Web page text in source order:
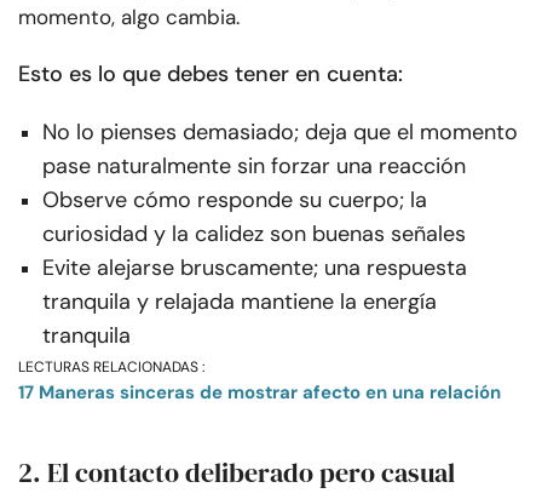
momento, algo cambia.
Esto es lo que debes tener en cuenta:
No lo pienses demasiado; deja que el momento
pase naturalmente sin forzar una reacción
Observe cómo responde su cuerpo; la
curiosidad y la calidez son buenas señales
Evite alejarse bruscamente; una respuesta
tranquila y relajada mantiene la energía
tranquila
LECTURAS RELACIONADAS :
17 Maneras sinceras de mostrar afecto en una relación
2. El contacto deliberado pero casual